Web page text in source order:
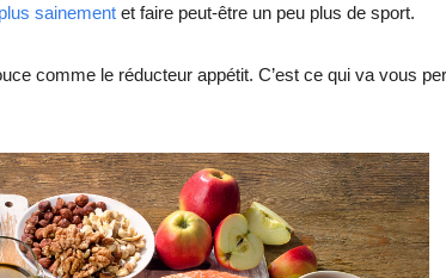
sainement et faire peut-être un peu plus de sport.
comme le réducteur appétit. C’est ce qui va vous